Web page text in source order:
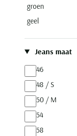
Replay
Scotland Blue
State of Art
Superdry
Tommy Hilfiger
groen
geel
Jeans maat
46
48 / S
50 / M
54
58